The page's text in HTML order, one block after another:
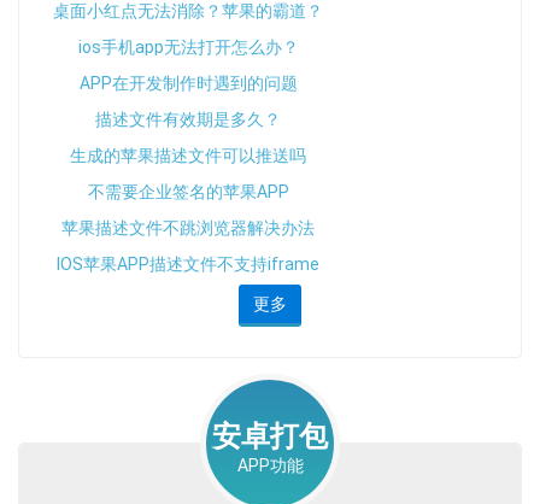
桌面小红点无法消除？苹果的霸道？
ios手机app无法打开怎么办？
APP在开发制作时遇到的问题
描述文件有效期是多久？
生成的苹果描述文件可以推送吗
不需要企业签名的苹果APP
苹果描述文件不跳浏览器解决办法
IOS苹果APP描述文件不支持iframe
更多
安卓打包
APP功能